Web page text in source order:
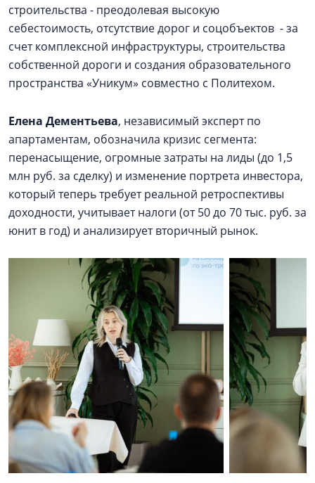
строительства - преодолевая высокую
себестоимость, отсутствие дорог и соцобъектов - за
счет комплексной инфраструктуры, строительства
собственной дороги и создания образовательного
пространства «Уникум» совместно с Политехом.
Елена Дементьева, независимый эксперт по
апартаментам, обозначила кризис сегмента:
перенасыщение, огромные затраты на лиды (до 1,5
млн руб. за сделку) и изменение портрета инвестора,
который теперь требует реальной ретроспективы
доходности, учитывает налоги (от 50 до 70 тыс. руб. за
юнит в год) и анализирует вторичный рынок.